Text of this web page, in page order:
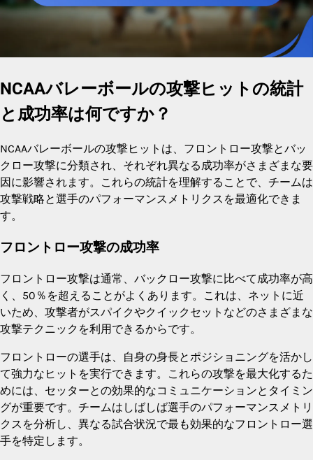
NCAAバレーボールの攻撃ヒットの統計
と成功率は何ですか？
NCAAバレーボールの攻撃ヒットは、フロントロー攻撃とバッ
クロー攻撃に分類され、それぞれ異なる成功率がさまざまな要
因に影響されます。これらの統計を理解することで、チームは
攻撃戦略と選手のパフォーマンスメトリクスを最適化できま
す。
フロントロー攻撃の成功率
フロントロー攻撃は通常、バックロー攻撃に比べて成功率が高
く、50％を超えることがよくあります。これは、ネットに近
いため、攻撃者がスパイクやクイックセットなどのさまざまな
攻撃テクニックを利用できるからです。
フロントローの選手は、自身の身長とポジショニングを活かし
て強力なヒットを実行できます。これらの攻撃を最大化するた
めには、セッターとの効果的なコミュニケーションとタイミン
グが重要です。チームはしばしば選手のパフォーマンスメトリ
クスを分析し、異なる試合状況で最も効果的なフロントロー選
手を特定します。